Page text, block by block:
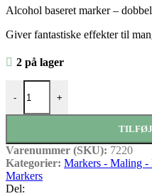
Alcohol baseret marker –
Giver fantastiske effekter til
2 på lager
-
Graph'it Brush marker 7220
+
Varenummer (SKU): 7220
Kategorier: Markers - Maling -
Markers
Del: